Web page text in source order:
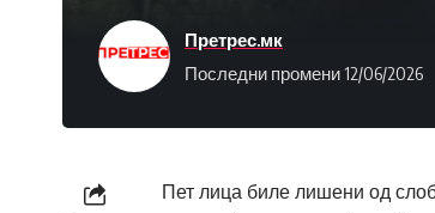
Последни промени 12/06/2026
Претрес.мк
Пет лица биле лишени од